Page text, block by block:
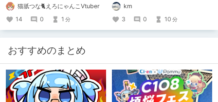
猫舐つな🐈えろにゃんこVtuber
14
0 1 分
km
3
0 10 分
おすすめのまとめ